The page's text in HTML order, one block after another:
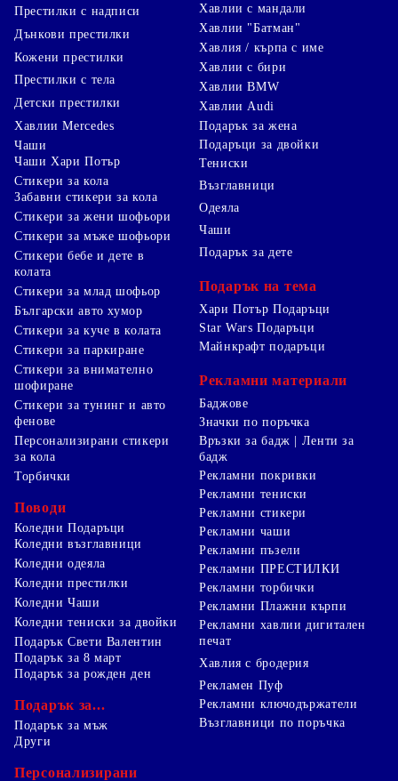
Престилки с надписи
Дънкови престилки
Кожени престилки
Престилки с тела
Детски престилки
Хавлии с мандали
Хавлии "Батман"
Хавлия / кърпа с име
Хавлии с бири
Хавлии BMW
Хавлии Audi
Хавлии Mercedes
Чаши
Чаши Хари Потър
Стикери за кола
Забавни стикери за кола
Стикери за жени шофьори
Стикери за мъже шофьори
Стикери бебе и дете в
колата
Стикери за млад шофьор
Български авто хумор
Стикери за куче в колата
Стикери за паркиране
Стикери за внимателно
шофиране
Стикери за тунинг и авто
фенове
Персонализирани стикери
за кола
Торбички
Поводи
Коледни Подаръци
Коледни възглавници
Коледни одеяла
Коледни престилки
Коледни Чаши
Коледни тениски за двойки
Подарък Свети Валентин
Подарък за 8 март
Подарък за рожден ден
Подарък за...
Подарък за мъж
Подарък за жена
Подаръци за двойки
Тениски
Възглавници
Одеяла
Чаши
Подарък за дете
Подарък на тема
Хари Потър Подаръци
Star Wars Подаръци
Майнкрафт подаръци
Рекламни материали
Баджове
Значки по поръчка
Връзки за бадж | Ленти за
бадж
Рекламни покривки
Рекламни тениски
Рекламни стикери
Рекламни чаши
Рекламни пъзели
Рекламни ПРЕСТИЛКИ
Рекламни торбички
Рекламни Плажни кърпи
Рекламни хавлии дигитален
печат
Хавлия с бродерия
Рекламен Пуф
Рекламни ключодържатели
Възглавници по поръчка
Други
Персонализирани